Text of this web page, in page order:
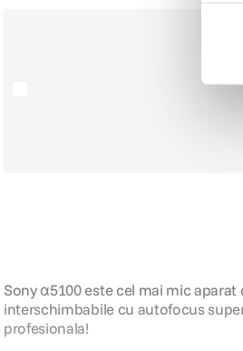
Sony α5100 este cel mai mic
interschimbabile cu autofocus
profesionala!